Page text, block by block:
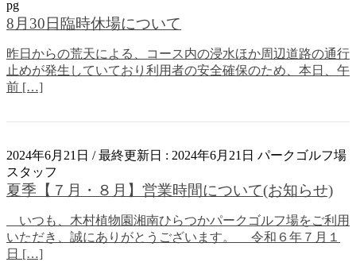
pg
8月30日臨時休場について
昨日からの荒天による、コース内の浸水ほか周辺道路の通行
止めが発生していており利用者の安全確保のため、本日、午
前 […]
2024年6月21日 / 最終更新日 : 2024年6月21日 パークゴルフ場
スタッフ
夏季【７月・８月】営業時間について(お知らせ)
いつも、木村植物園湘南ひらつかパークゴルフ場をご利用
いただき、誠にありがとうございます。 令和６年７月１
日 […]